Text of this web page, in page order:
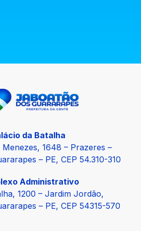
da Batalha
1648 – Prazeres –
– PE, CEP 54.310-310
Administrativo
1200 – Jardim Jordão,
– PE, CEP 54315-570